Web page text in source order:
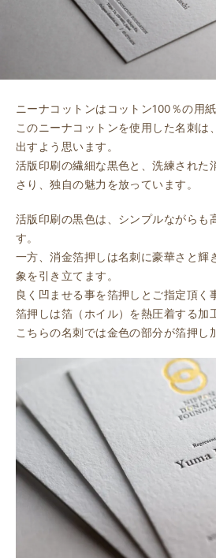
ニーナコットンはコットン100％の用紙
このニーナコットンを使用した名刺は
出すよう思います。
活版印刷の繊細な黒色と、洗練された
さり、独自の魅力を放っています。
活版印刷の黒色は、シンプルながらも
す。
一方、消金箔押しは名刺に豪華さと輝
象を引き立てます。
良く凹ませる事を箔押しとご指定頂く
箔押しは箔（ホイル）を熱圧着する加
こちらの名刺では金色の部分が箔押し